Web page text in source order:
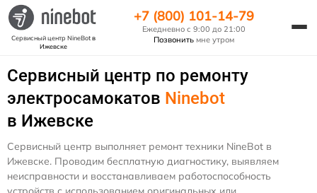
Сервисный центр NineBotв
Ижевске
+7 (800) 101-14-79
Ежедневно с 9:00 до 21:00
Позвонить мне утром
Сервисный центр по ремонту
электросамокатов Ninebot
в Ижевске
Сервисный центр выполняет ремонт техники NineBot в
Ижевске. Проводим бесплатную диагностику, выявляем
неисправности и восстанавливаем работоспособность